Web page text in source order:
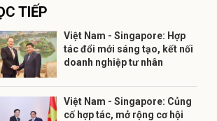
TIẾP
Việt Nam - Singapore: Hợp
tác đổi mới sáng tạo, kết nối
doanh nghiệp tư nhân
Việt Nam - Singapore: Củng
cố hợp tác, mở rộng cơ hội
Gửi